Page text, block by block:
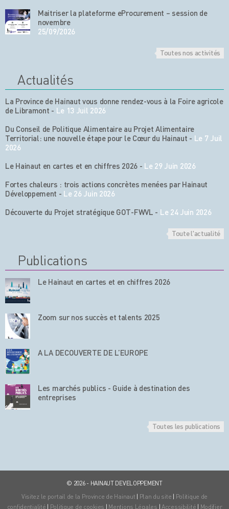
Maitriser la plateforme eProcurement – session de
novembre
25/09/2026
Toutes nos activités
Actualités
La Province de Hainaut vous donne rendez-vous à la Foire agricole
de Libramont - Le 13 Juil 2026
Du Conseil de Politique Alimentaire au Projet Alimentaire
Territorial: une nouvelle étape pour le Cœur du Hainaut - Le 7 Juil
2026
Le Hainaut en cartes et en chiffres 2026 - Le 29 Juin 2026
Fortes chaleurs : trois actions concrètes menées par Hainaut
Développement - Le 26 Juin 2026
Découverte du Projet stratégique GOT-FWVL - Le 24 Juin 2026
Toute l'actualité
Publications
Le Hainaut en cartes et en chiffres 2026
Zoom sur nos succès et talents 2025
A LA DECOUVERTE DE L’EUROPE
Les marchés publics - Guide à destination des
entreprises
Toutes les publications
© 2026 - HAINAUT DEVELOPPEMENT
Visitez le portail de la Province de Hainaut | Plan du site | Politique de
confidentialité | Politique de cookies | Mentions Légales | Accessibilité | Modifier